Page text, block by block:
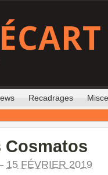
Recadrages
Cosmatos
15 FÉVRIER 2019